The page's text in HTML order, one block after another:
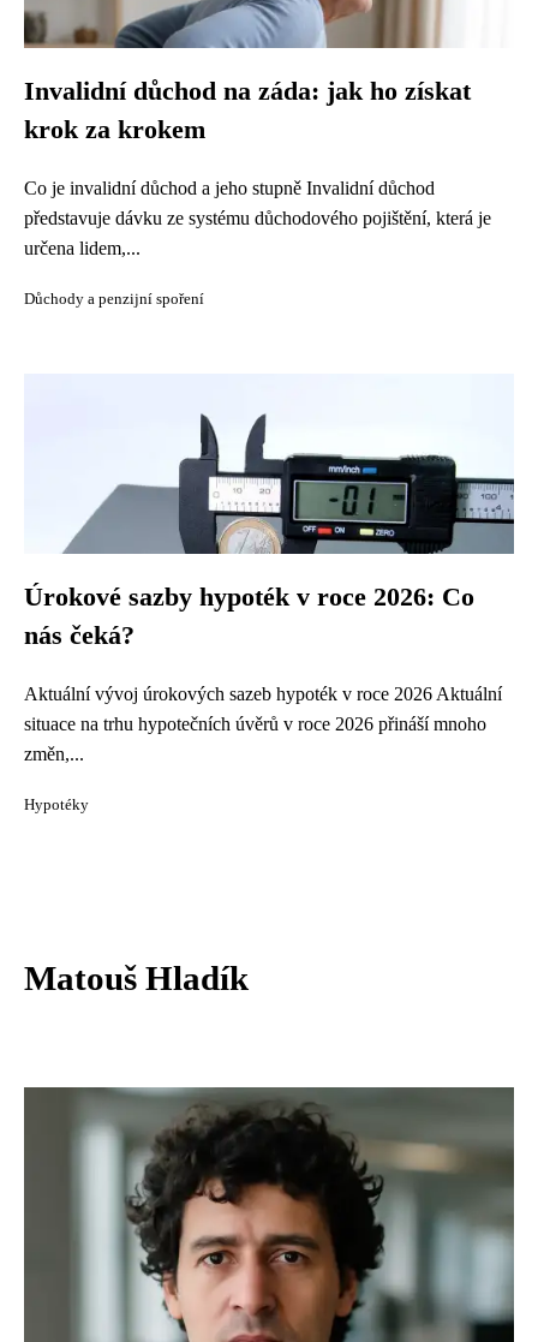
Invalidní důchod na záda: jak ho získat
krok za krokem
Co je invalidní důchod a jeho stupně Invalidní důchod
představuje dávku ze systému důchodového pojištění, která je
určena lidem,...
Důchody a penzijní spoření
Úrokové sazby hypoték v roce 2026: Co
nás čeká?
Aktuální vývoj úrokových sazeb hypoték v roce 2026 Aktuální
situace na trhu hypotečních úvěrů v roce 2026 přináší mnoho
změn,...
Hypotéky
Matouš Hladík